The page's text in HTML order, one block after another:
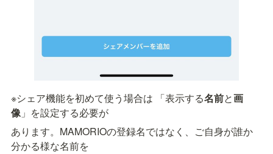
※シェア機能を初めて使う場合は 「表示する名前と画
像 」を設定する必要が
あります。MAMORIOの登録名ではなく、ご自身が誰か
分かる様な名前を